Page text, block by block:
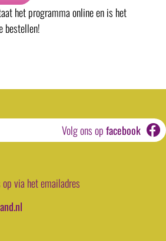
het programma online en is het
bestellen!
Volg ons opfacebook
via het emailadres